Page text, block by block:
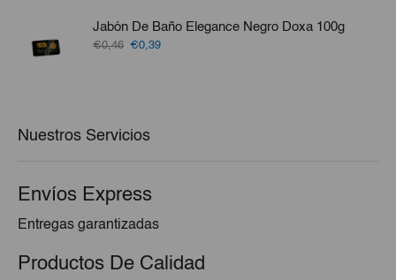
era:
€1,25.
es:
€1,10.
Jabón De Baño Elegance Negro Doxa 100g
€0,46 El
€0,39El
Nuestros Servicios
Envíos Express
Entregas garantizadas
Productos De Calidad